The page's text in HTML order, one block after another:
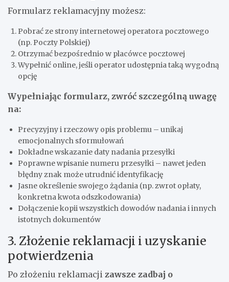
Formularz reklamacyjny możesz:
Pobrać ze strony internetowej operatora pocztowego
(np. Poczty Polskiej)
Otrzymać bezpośrednio w placówce pocztowej
Wypełnić online, jeśli operator udostępnia taką wygodną
opcję
Wypełniając formularz, zwróć szczególną uwagę
na:
Precyzyjny i rzeczowy opis problemu – unikaj
emocjonalnych sformułowań
Dokładne wskazanie daty nadania przesyłki
Poprawne wpisanie numeru przesyłki – nawet jeden
błędny znak może utrudnić identyfikację
Jasne określenie swojego żądania (np. zwrot opłaty,
konkretna kwota odszkodowania)
Dołączenie kopii wszystkich dowodów nadania i innych
istotnych dokumentów
3. Złożenie reklamacji i uzyskanie
potwierdzenia
Po złożeniu reklamacji zawsze zadbaj o